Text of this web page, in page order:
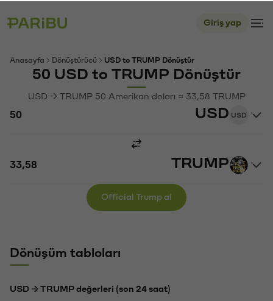
Giriş yap
Anasayfa Dönüştürücü USD to TRUMP Dönüştür
50 USD to TRUMP Dönüştür
USD → TRUMP 50 Amerikan doları ≈ 33,58 TRUMP
USD USD
TRUMP
Official Trump al
Dönüşüm tabloları
USD → TRUMP değerleri (son 24 saat)